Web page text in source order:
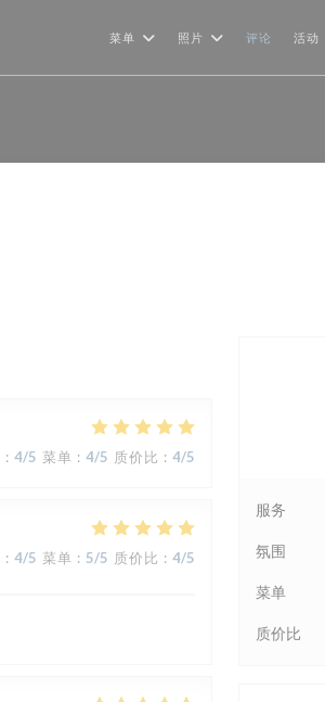
菜单 照片 评论 活动
: 4/5 菜单 : 4/5 质价比 : 4/5
: 4/5 菜单 : 5/5 质价比 : 4/5
服务
氛围
菜单
质价比